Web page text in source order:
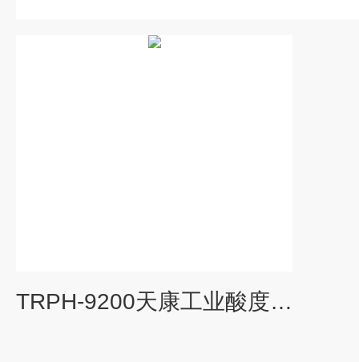
TRPH-9200天康工业酸度计在线检测PH仪4-20MA